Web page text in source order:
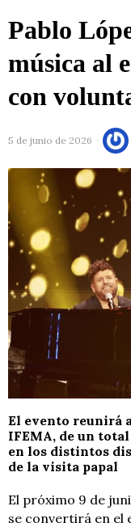
Pablo
música al
con
5 de junio de 2026
El evento reunirá
IFEMA, de un
en los distintos
de la visita papal
El próximo 9 de
se convertirá en el